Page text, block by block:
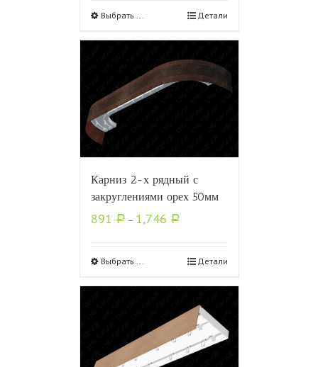
Выбрать ... Детали
Карниз 2-х рядный с
закруглениями орех 50мм
891 Р – 1,746 Р
Выбрать ... Детали